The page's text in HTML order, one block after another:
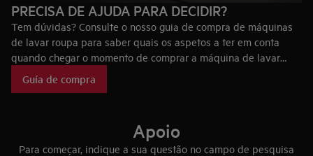
PRECISA DE AJUDA PARA DECIDIR?
Tem dúvidas? Consulte o nosso guia de compra de máquinas
de lavar roupa para saber quais os aspetos a ter em conta
quando chegar o momento de comprar a máquina de lavar
máquinas de lavar roupa AEG únicas no mercado.
Guía de compra
Apoio
Para começar, indique a sua questão no campo de pesquisa